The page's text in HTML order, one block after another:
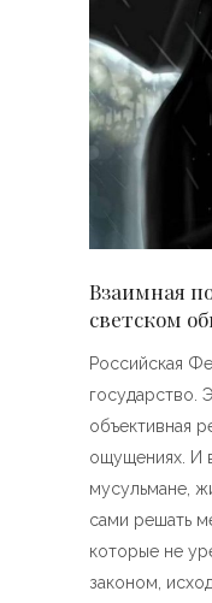
Взаимная
светском
Российская
государство.
объективная
ощущениях. И
мусульмане,
сами решать
которые не
законом,